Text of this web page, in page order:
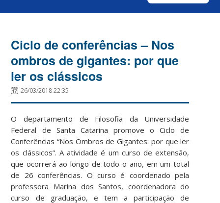
Ciclo de conferências – Nos
ombros de gigantes: por que
ler os clássicos
26/03/2018 22:35
O departamento de Filosofia da Universidade
Federal de Santa Catarina promove o Ciclo de
Conferências “Nos Ombros de Gigantes: por que ler
os clássicos”. A atividade é um curso de extensão,
que ocorrerá ao longo de todo o ano, em um total
de 26 conferências. O curso é coordenado pela
professora Marina dos Santos, coordenadora do
curso de graduação, e tem a participação de